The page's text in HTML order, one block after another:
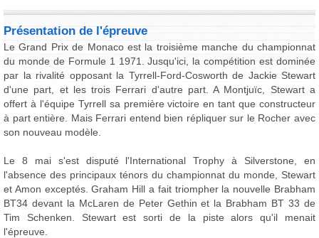
Présentation de l'épreuve
Le Grand Prix de Monaco est la troisième manche du championnat
du monde de Formule 1 1971. Jusqu'ici, la compétition est dominée
par la rivalité opposant la Tyrrell-Ford-Cosworth de Jackie Stewart
d'une part, et les trois Ferrari d'autre part. A Montjuïc, Stewart a
offert à l'équipe Tyrrell sa première victoire en tant que constructeur
à part entière. Mais Ferrari entend bien répliquer sur le Rocher avec
son nouveau modèle.
Le 8 mai s'est disputé l'International Trophy à Silverstone, en
l'absence des principaux ténors du championnat du monde, Stewart
et Amon exceptés. Graham Hill a fait triompher la nouvelle Brabham
BT34 devant la McLaren de Peter Gethin et la Brabham BT 33 de
Tim Schenken. Stewart est sorti de la piste alors qu'il menait
l'épreuve.